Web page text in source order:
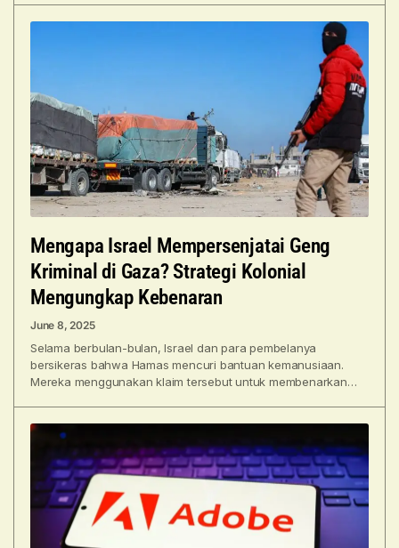
Mengapa Israel Mempersenjatai Geng
Kriminal di Gaza? Strategi Kolonial
Mengungkap Kebenaran
June 8, 2025
Selama berbulan-bulan, Israel dan para pembelanya
bersikeras bahwa Hamas mencuri bantuan kemanusiaan.
Mereka menggunakan klaim tersebut untuk membenarkan